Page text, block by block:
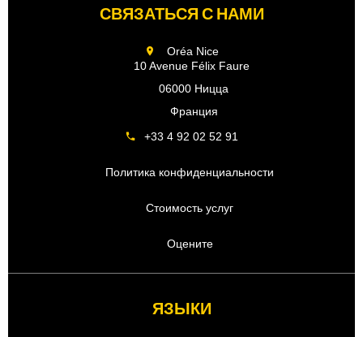
СВЯЗАТЬСЯ С НАМИ
Oréa Nice
10 Avenue Félix Faure
06000 Ницца
Франция
+33 4 92 02 52 91
Политика конфиденциальности
Стоимость услуг
Оцените
ЯЗЫКИ